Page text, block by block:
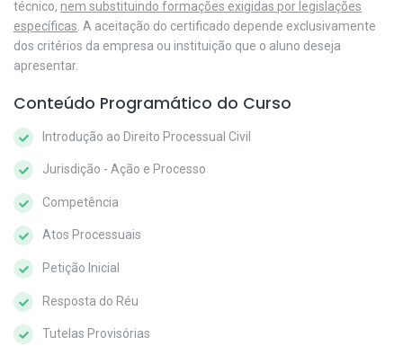
técnico, nem substituindo formações exigidas por legislações
específicas . A aceitação do certificado depende exclusivamente
dos critérios da empresa ou instituição que o aluno deseja
apresentar.
Conteúdo Programático do Curso
Introdução ao Direito Processual Civil
Jurisdição - Ação e Processo
Competência
Atos Processuais
Petição Inicial
Resposta do Réu
Tutelas Provisórias